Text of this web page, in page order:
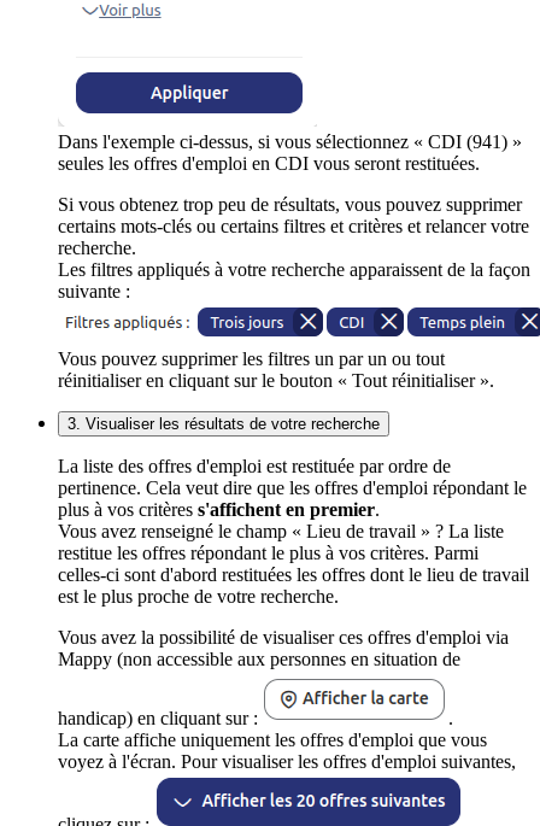
Dans l'exemple ci-dessus, si vous sélectionnez « CDI (941) »
seules les offres d'emploi en CDI vous seront restituées.
Si vous obtenez trop peu de résultats, vous pouvez supprimer
certains mots-clés ou certains filtres et critères et relancer votre
recherche.
Les filtres appliqués à votre recherche apparaissent de la façon
suivante :
Vous pouvez supprimer les filtres un par un ou tout
réinitialiser en cliquant sur le bouton « Tout réinitialiser ».
3. Visualiser les résultats de votre recherche
La liste des offres d'emploi est restituée par ordre de
pertinence. Cela veut dire que les offres d'emploi répondant le
plus à vos critères s'affichent en premier.
Vous avez renseigné le champ « Lieu de travail » ? La liste
restitue les offres répondant le plus à vos critères. Parmi
celles-ci sont d'abord restituées les offres dont le lieu de travail
est le plus proche de votre recherche.
Vous avez la possibilité de visualiser ces offres d'emploi via
Mappy (non accessible aux personnes en situation de
handicap) en cliquant sur :
.
La carte affiche uniquement les offres d'emploi que vous
voyez à l'écran. Pour visualiser les offres d'emploi suivantes,